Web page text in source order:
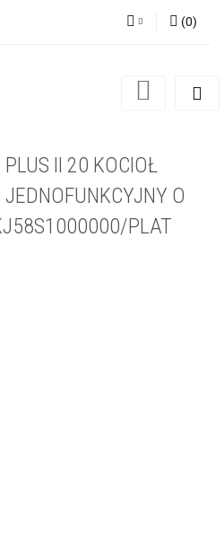
Zarejestruj się
(0)
II 20 KOCIOŁ
O
PLAT